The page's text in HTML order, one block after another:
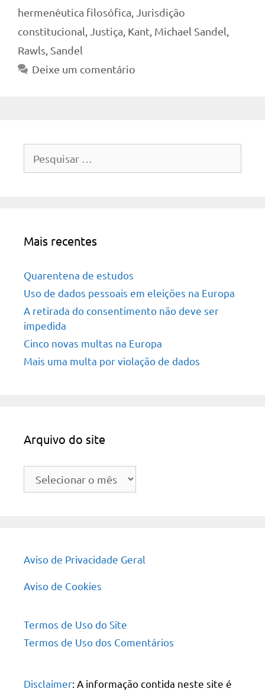
hermenêutica filosófica
Jurisdição
constitucional
Justiça Kant Michael Sandel
Rawls Sandel
Deixe um comentário
por:
Mais recentes
Quarentena de estudos
Uso de dados pessoais em eleições na Europa
A retirada do consentimento não deve ser
impedida
Cinco novas multas na Europa
Mais uma multa por violação de dados
Arquivo do site
Arquivo
Aviso de Privacidade Geral
Aviso de Cookies
Termos de Uso do Site
Termos de Uso dos Comentários
Disclaimer: A informação contida neste site é